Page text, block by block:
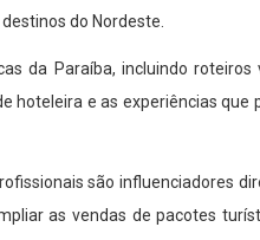
do Nordeste.
da Paraíba, incluindo roteiros
hoteleira e as experiências que
são influenciadores
as vendas de pacotes